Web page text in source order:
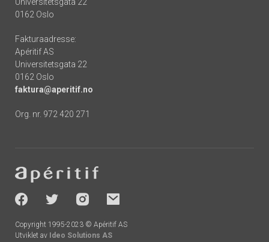
0162 Oslo
Fakturaadresse:
Apéritif AS
Universitetsgata 22
0162 Oslo
faktura@aperitif.no
Org. nr. 972 420 271
-
socials
Copyright 1995-2023 © Apéritif AS
Utviklet av Ideo Solutions AS